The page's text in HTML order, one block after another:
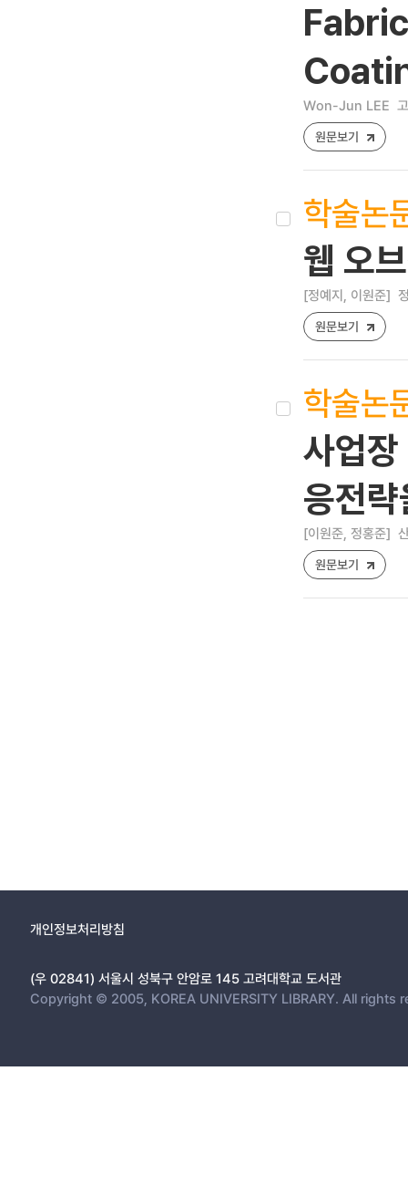
Won-Jun LEE
원문보기
학술논
웹 오
[정예지, 이원준]
원문보기
학술논
사업
응전
[이원준, 정홍준]
원문보기
개인정보처리방침
(우 02841) 서울시 성북구 안암로 145 고려대학교 도서관
Copyright © 2005, KOREA UNIVERSITY LIBRARY. All rights